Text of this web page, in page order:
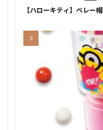
【ハローキティ】ベレー帽